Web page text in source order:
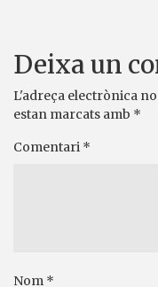
Deixa un
L'adreça electrònica
estan marcats amb *
Comentari *
Nom *